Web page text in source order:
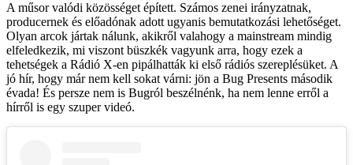
A műsor valódi közösséget épített. Számos zenei irányzatnak,
producernek és előadónak adott ugyanis bemutatkozási lehetőséget.
Olyan arcok jártak nálunk, akikről valahogy a mainstream mindig
elfeledkezik, mi viszont büszkék vagyunk arra, hogy ezek a
tehetségek a Rádió X-en pipálhatták ki első rádiós szereplésüket. A
jó hír, hogy már nem kell sokat várni: jön a Bug Presents második
évada! És persze nem is Bugról beszélnénk, ha nem lenne erről a
hírről is egy szuper videó.